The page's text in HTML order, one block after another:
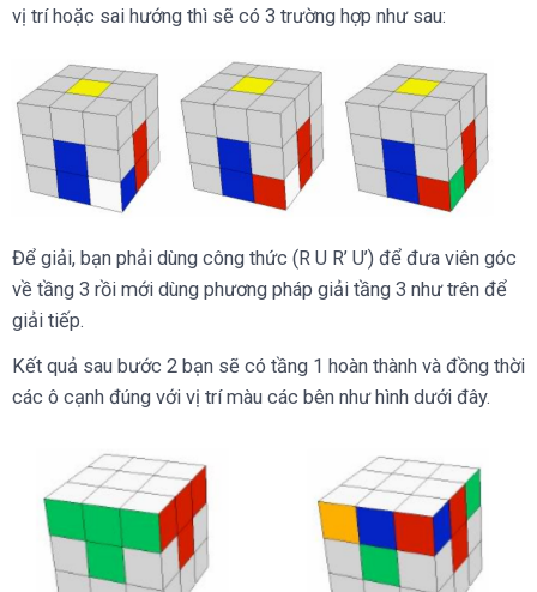
vị trí hoặc sai hướng thì sẽ có 3 trường hợp như sau:
Để giải, bạn phải dùng công thức (R U R’ U’) để đưa viên góc
về tầng 3 rồi mới dùng phương pháp giải tầng 3 như trên để
giải tiếp.
Kết quả sau bước 2 bạn sẽ có tầng 1 hoàn thành và đồng thời
các ô cạnh đúng với vị trí màu các bên như hình dưới đây.